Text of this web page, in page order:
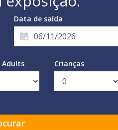
Data de saída
Adults Crianças